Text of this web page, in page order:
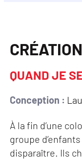
QUAND JE
Conception :
À la fin d’une
groupe
disparaître. Ils